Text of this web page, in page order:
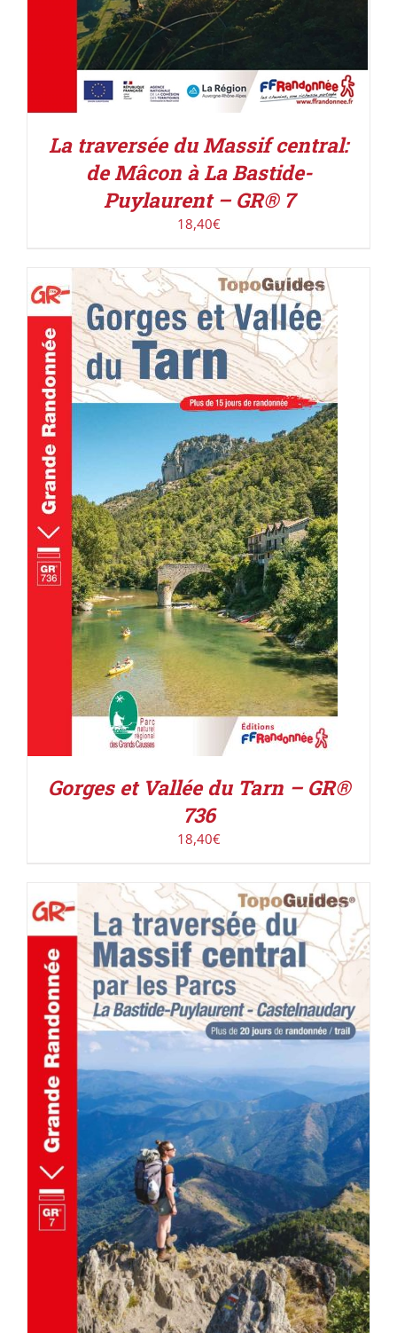
La traversée du Massif central:
de Mâcon à La Bastide-
Puylaurent – GR® 7
18,40€
AJOUTER AU PANIER / DÉTAILS
Gorges et Vallée du Tarn – GR®
736
18,40€
AJOUTER AU PANIER / DÉTAILS